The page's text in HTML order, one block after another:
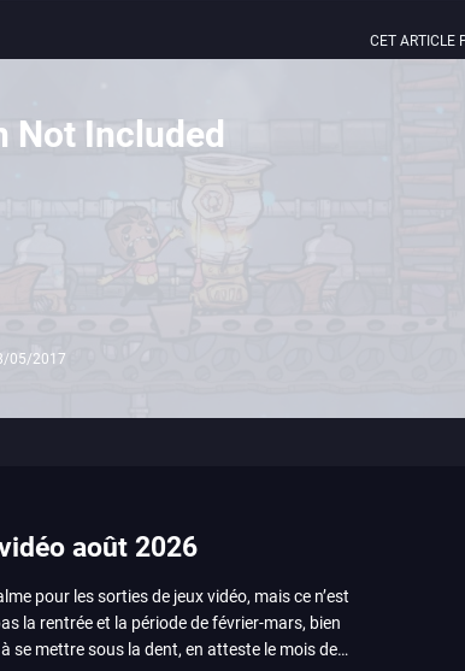
CET ARTICLE
Not Included
05/2017
août 2026
pour les sorties de jeux vidéo, mais ce n’est
la rentrée et la période de février-mars, bien
se mettre sous la dent, en atteste le mois de